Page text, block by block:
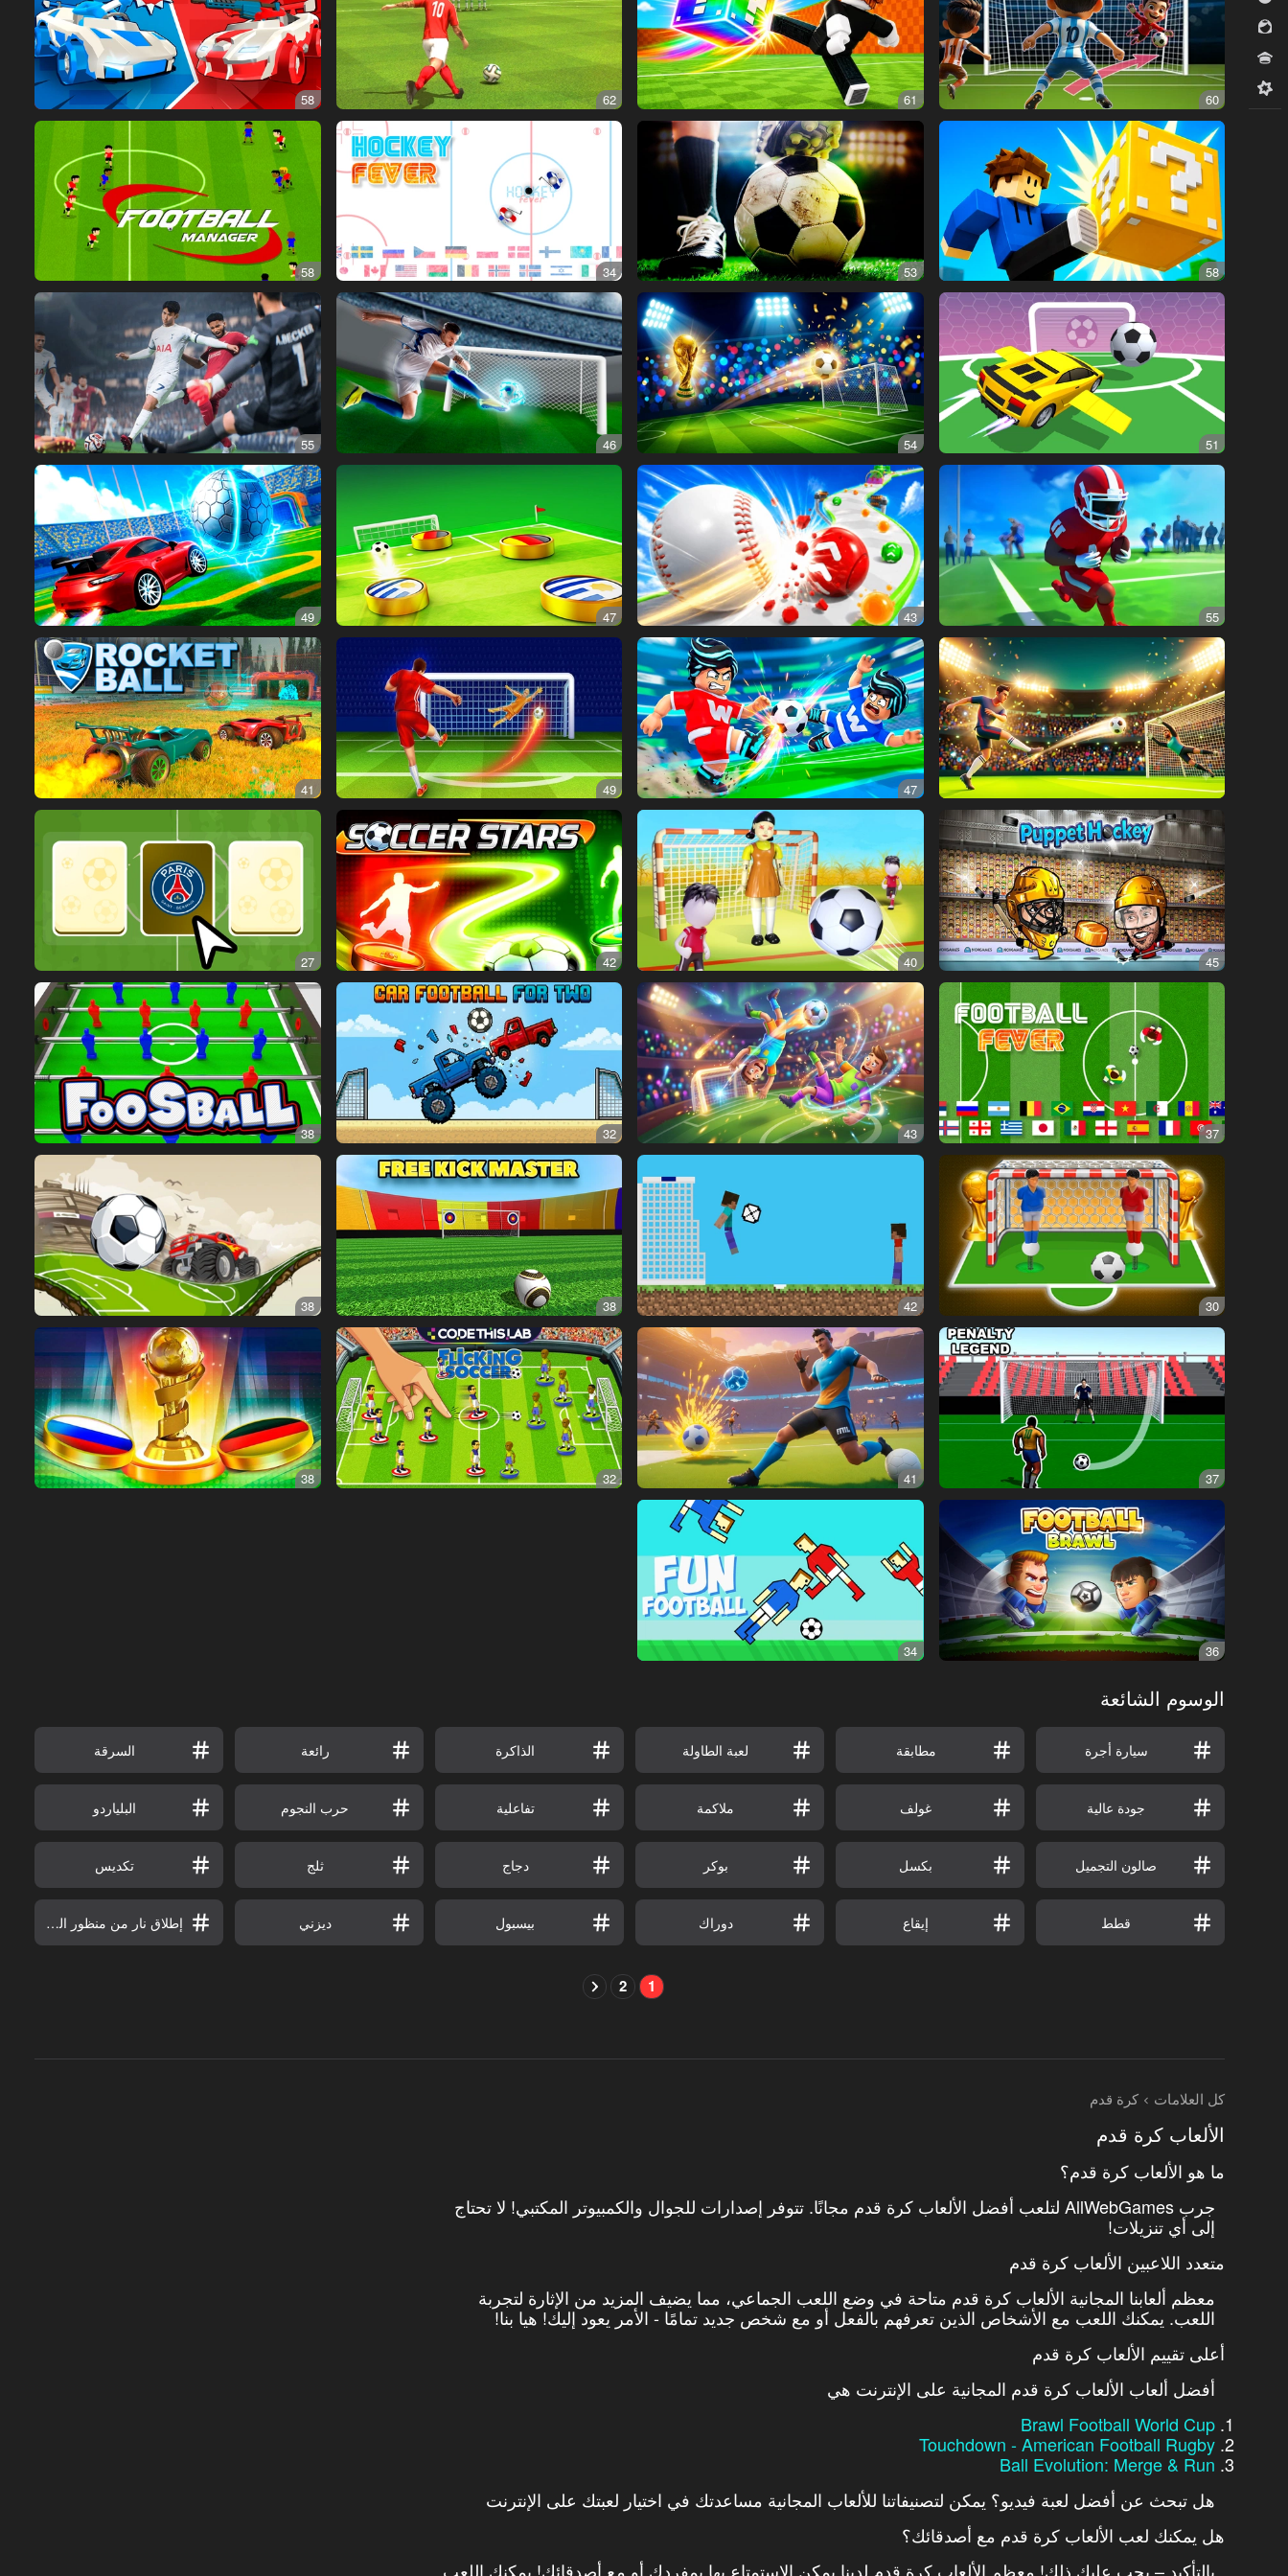
للبنات
ميدكور
60
61
62
58
58
53
34
58
51
54
46
55
55
43
47
49
47
49
41
45
40
42
27
37
43
32
38
30
42
38
38
37
41
32
38
36
34
الوسوم الشائعة
سيارة أجرة مطابقة لعبة الطاولة الذاكرة رائعة السرقة
جودة عالية غولف ملاكمة تفاعلية حرب النجوم البلياردو
صالون التجميل بكسل بوكر دجاج ثلج تكديس
قطط إيقاع دوراك بيسبول ديزني إطلاق نار من منظور الشخص الثالث
1
2
كل العلامات كرة قدم
الألعاب كرة قدم
ما هو الألعاب كرة قدم؟
جرب AllWebGames لتلعب أفضل الألعاب كرة قدم مجانًا. تتوفر إصدارات للجوال والكمبيوتر المكتبي! لا تحتاج
إلى أي تنزيلات!
متعدد اللاعبين الألعاب كرة قدم
معظم ألعابنا المجانية الألعاب كرة قدم متاحة في وضع اللعب الجماعي، مما يضيف المزيد من الإثارة لتجربة
اللعب. يمكنك اللعب مع الأشخاص الذين تعرفهم بالفعل أو مع شخص جديد تمامًا - الأمر يعود إليك! هيا بنا!
أعلى تقييم الألعاب كرة قدم
أفضل ألعاب الألعاب كرة قدم المجانية على الإنترنت هي
Brawl Football World Cup
Touchdown - American Football Rugby
Ball Evolution: Merge & Run
هل تبحث عن أفضل لعبة فيديو؟ يمكن لتصنيفاتنا للألعاب المجانية مساعدتك في اختيار لعبتك على الإنترنت
هل يمكنك لعب الألعاب كرة قدم مع أصدقائك؟
بالتأكيد – يجب عليك ذلك! معظم الألعاب كرة قدم لدينا يمكن الاستمتاع بها بمفردك أو مع أصدقائك! يمكنك اللعب